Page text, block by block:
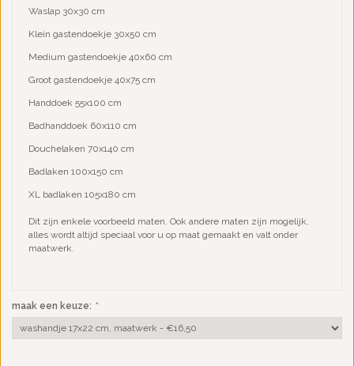
Waslap 30x30 cm
Klein gastendoekje 30x50 cm
Medium gastendoekje 40x60 cm
Groot gastendoekje 40x75 cm
Handdoek 55x100 cm
Badhanddoek 60x110 cm
Douchelaken 70x140 cm
Badlaken 100x150 cm
XL badlaken 105x180 cm
Dit zijn enkele voorbeeld maten. Ook andere maten zijn mogelijk,
alles wordt altijd speciaal voor u op maat gemaakt en valt onder
maatwerk.
maak een keuze: *